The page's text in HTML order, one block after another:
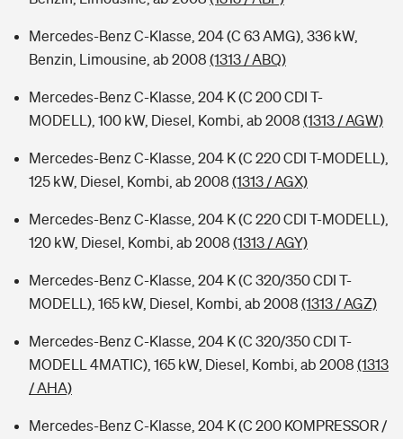
Mercedes-Benz C-Klasse, 204 (C 63 AMG), 336 kW,
Benzin, Limousine, ab 2008 (1313 / ABQ)
Mercedes-Benz C-Klasse, 204 K (C 200 CDI T-
MODELL), 100 kW, Diesel, Kombi, ab 2008 (1313 / AGW)
Mercedes-Benz C-Klasse, 204 K (C 220 CDI T-MODELL),
125 kW, Diesel, Kombi, ab 2008 (1313 / AGX)
Mercedes-Benz C-Klasse, 204 K (C 220 CDI T-MODELL),
120 kW, Diesel, Kombi, ab 2008 (1313 / AGY)
Mercedes-Benz C-Klasse, 204 K (C 320/350 CDI T-
MODELL), 165 kW, Diesel, Kombi, ab 2008 (1313 / AGZ)
Mercedes-Benz C-Klasse, 204 K (C 320/350 CDI T-
MODELL 4MATIC), 165 kW, Diesel, Kombi, ab 2008 (1313
/ AHA)
Mercedes-Benz C-Klasse, 204 K (C 200 KOMPRESSOR /